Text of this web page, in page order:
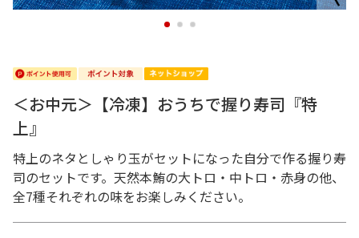
1 2 3
＜お中元＞【冷凍】おうちで握り寿司『特
上』
特上のネタとしゃり玉がセットになった自分で作る握り寿
司のセットです。天然本鮪の大トロ・中トロ・赤身の他、
全7種それぞれの味をお楽しみください。